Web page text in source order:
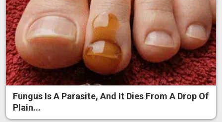
Fungus Is A Parasite, And It Dies From A Drop Of
Plain...